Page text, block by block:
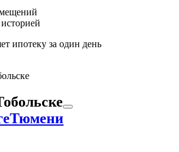
ипотеку за один день
Тюмени